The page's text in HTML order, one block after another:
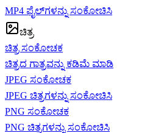
MP4 ಫೈಲ್‌ಗಳನ್ನು ಸಂಕೋಚಿಸಿ
ಚಿತ್ರ
ಚಿತ್ರ ಸಂಕೋಚಕ
ಚಿತ್ರದ ಗಾತ್ರವನ್ನು ಕಡಿಮೆ ಮಾಡಿ
JPEG ಸಂಕೋಚಕ
JPEG ಚಿತ್ರಗಳನ್ನು ಸಂಕೋಚಿಸಿ
PNG ಸಂಕೋಚಕ
PNG ಚಿತ್ರಗಳನ್ನು ಸಂಕೋಚಿಸಿ